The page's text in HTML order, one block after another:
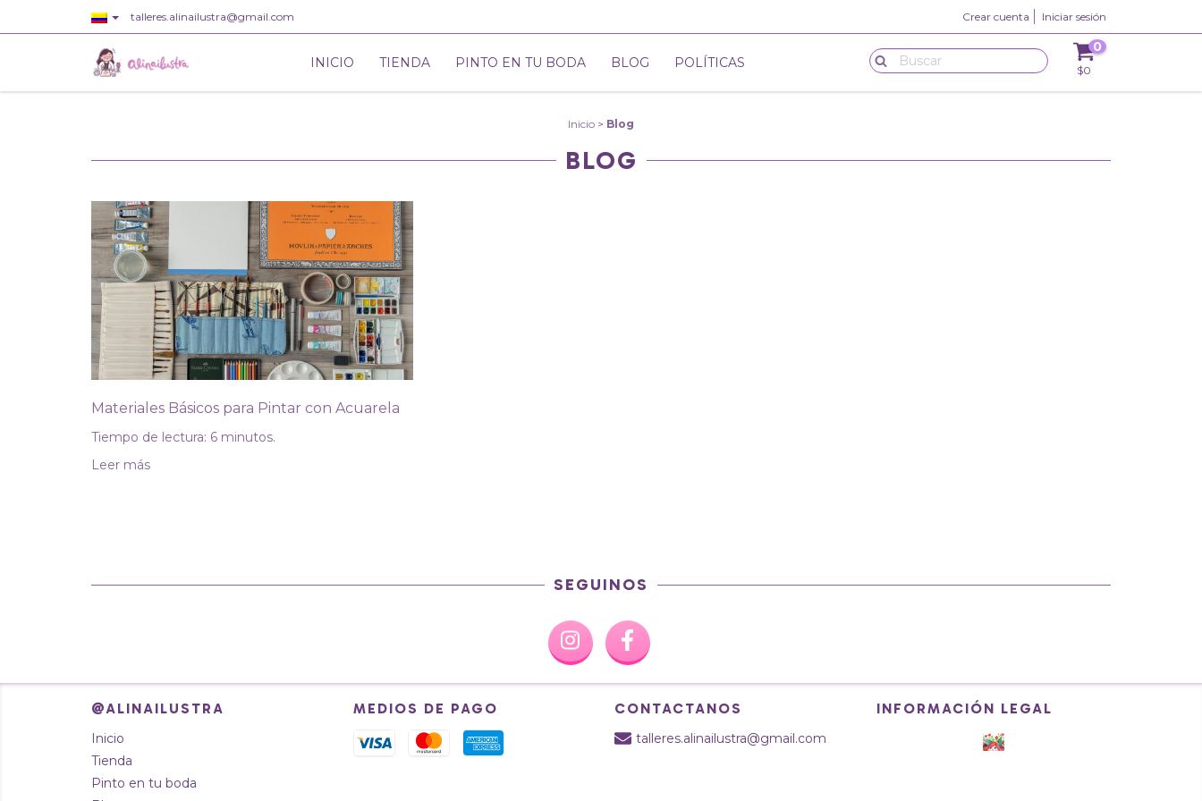
talleres.alinailustra@gmail.com Crear cuenta Iniciar sesión
INICIO TIENDA PINTO EN TU BODA BLOG POLÍTICAS
0
$0
Inicio > Blog
BLOG
Materiales Básicos para Pintar con Acuarela
Tiempo de lectura: 6 minutos.
Leer más
SEGUINOS
@ALINAILUSTRA
Inicio
Tienda
Pinto en tu boda
MEDIOS DE PAGO CONTACTANOS
talleres.alinailustra@gmail.com
INFORMACIÓN LEGAL